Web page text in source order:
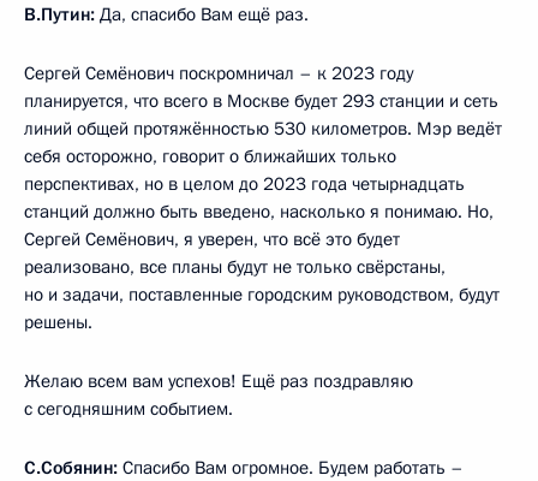
В.Путин: Да, спасибо Вам ещё раз.
Сергей Семёнович поскромничал – к 2023 году
планируется, что всего в Москве будет 293 станции и сеть
линий общей протяжённостью 530 километров. Мэр ведёт
себя осторожно, говорит о ближайших только
перспективах, но в целом до 2023 года четырнадцать
станций должно быть введено, насколько я понимаю. Но,
Сергей Семёнович, я уверен, что всё это будет
реализовано, все планы будут не только свёрстаны,
но и задачи, поставленные городским руководством, будут
решены.
Желаю всем вам успехов! Ещё раз поздравляю
с сегодняшним событием.
С.Собянин: Спасибо Вам огромное. Будем работать –